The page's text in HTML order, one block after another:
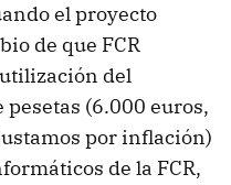
el proyecto
de que FCR
del
(6.000 euros,
por inflación)
de la FCR,